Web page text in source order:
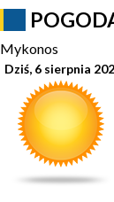
Mykonos
Dziś, 6 sierpnia